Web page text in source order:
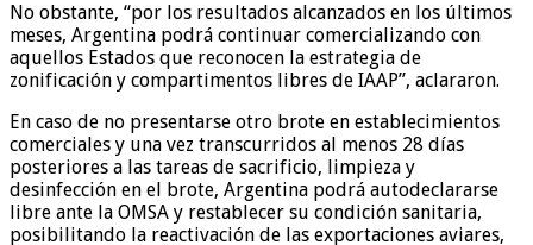
No obstante, “por los resultados alcanzados en los últimos
meses, Argentina podrá continuar comercializando con
aquellos Estados que reconocen la estrategia de
zonificación y compartimentos libres de IAAP”, aclararon.
En caso de no presentarse otro brote en establecimientos
comerciales y una vez transcurridos al menos 28 días
posteriores a las tareas de sacrificio, limpieza y
desinfección en el brote, Argentina podrá autodeclararse
libre ante la OMSA y restablecer su condición sanitaria,
posibilitando la reactivación de las exportaciones aviares,